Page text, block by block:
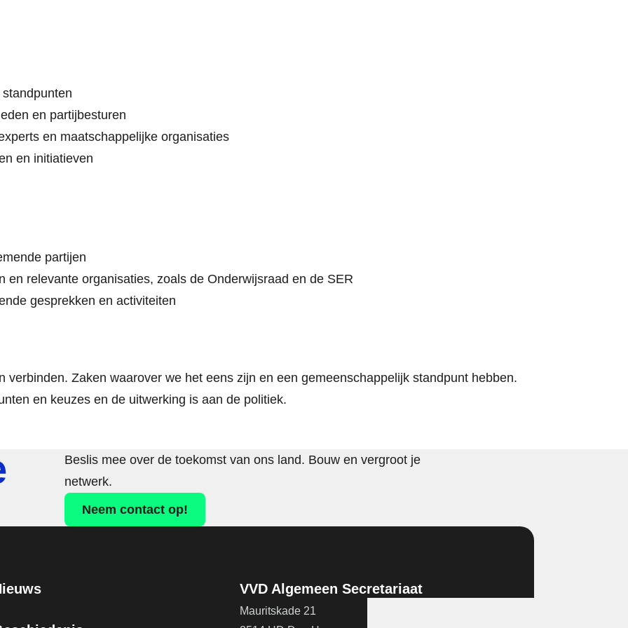
en partijbesturen
en maatschappelijke organisaties
en initiatieven
partijen
relevante organisaties, zoals de Onderwijsraad en de SER
gesprekken en activiteiten
Zaken waarover we het eens zijn en een gemeenschappelijk standpunt hebben.
en keuzes en de uitwerking is aan de politiek.
Beslis mee over de toekomst van ons land. Bouw en vergroot je
netwerk.
Neem contact op!
VVD Algemeen Secretariaat
Mauritskade 21